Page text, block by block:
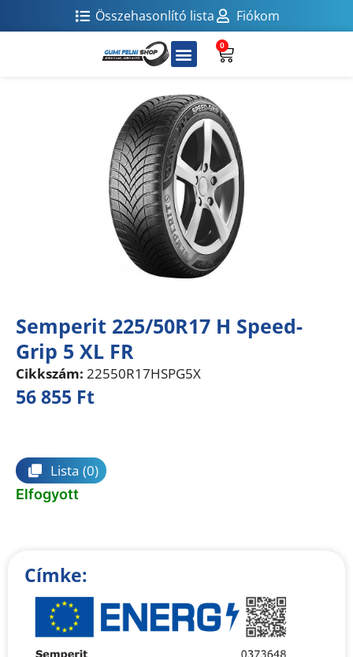
Összehasonlító lista Fiókom
0
Semperit 225/50R17 H Speed-
Grip 5 XL FR
Cikkszám: 22550R17HSPG5X
56 855 Ft
Lista (0)
Elfogyott
Címke: